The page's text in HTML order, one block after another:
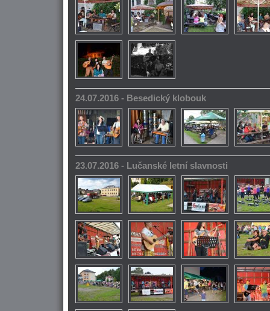
24.07.2016 - Besedický klobouk
23.07.2016 - Lučanské letní slavnosti